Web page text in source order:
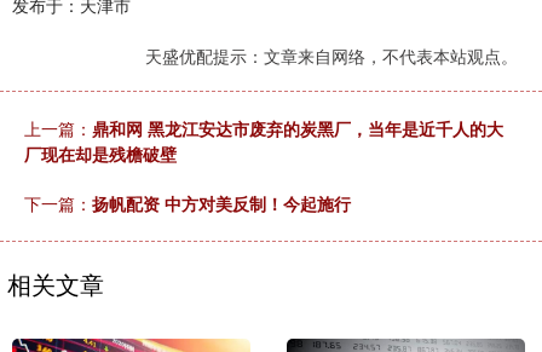
发布于：天津市
天盛优配提示：文章来自网络，不代表本站观点。
上一篇： 鼎和网 黑龙江安达市废弃的炭黑厂，当年是近千人的大
厂现在却是残檐破壁
下一篇： 扬帆配资 中方对美反制！今起施行
相关文章